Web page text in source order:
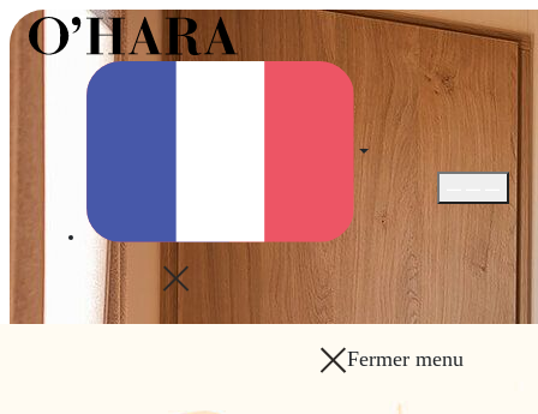
Ouvrir /
Fermer menu